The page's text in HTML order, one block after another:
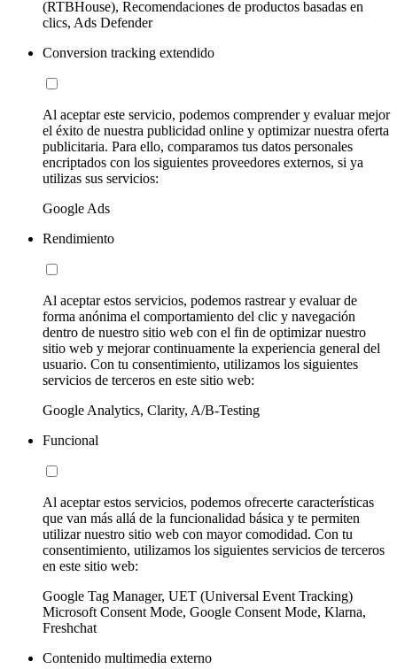
(RTBHouse), Recomendaciones de productos basadas en
clics, Ads Defender
Conversion tracking extendido
Al aceptar este servicio, podemos comprender y evaluar mejor
el éxito de nuestra publicidad online y optimizar nuestra oferta
publicitaria. Para ello, comparamos tus datos personales
encriptados con los siguientes proveedores externos, si ya
utilizas sus servicios:
Google Ads
Rendimiento
Al aceptar estos servicios, podemos rastrear y evaluar de
forma anónima el comportamiento del clic y navegación
dentro de nuestro sitio web con el fin de optimizar nuestro
sitio web y mejorar continuamente la experiencia general del
usuario. Con tu consentimiento, utilizamos los siguientes
servicios de terceros en este sitio web:
Google Analytics, Clarity, A/B-Testing
Funcional
Al aceptar estos servicios, podemos ofrecerte características
que van más allá de la funcionalidad básica y te permiten
utilizar nuestro sitio web con mayor comodidad. Con tu
consentimiento, utilizamos los siguientes servicios de terceros
en este sitio web:
Google Tag Manager, UET (Universal Event Tracking)
Microsoft Consent Mode, Google Consent Mode, Klarna,
Freshchat
Contenido multimedia externo